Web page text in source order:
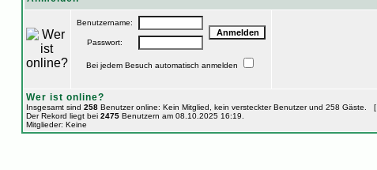
Benutzername:
Passwort:
Bei jedem Besuch automatisch anmelden
Wer ist online?
Insgesamt sind 258Benutzer online: Kein Mitglied, kein versteckter Benutzer und 258 Gäste. [
Der Rekord liegt bei 2475Benutzern am 08.10.2025 16:19.
Mitglieder: Keine